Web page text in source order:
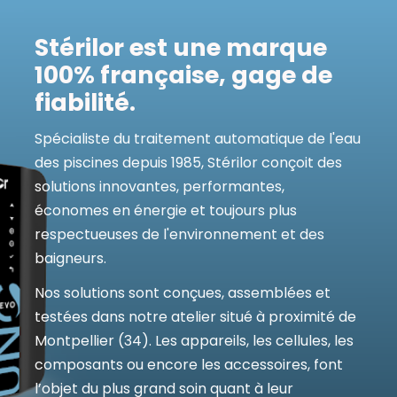
Stérilor est une marque
100% française, gage de
fiabilité.
Spécialiste du traitement automatique de l'eau
des piscines depuis 1985, Stérilor conçoit des
solutions innovantes, performantes,
économes en énergie et toujours plus
respectueuses de l'environnement et des
baigneurs.
Nos solutions sont conçues, assemblées et
testées dans notre atelier situé à proximité de
Montpellier (34). Les appareils, les cellules, les
composants ou encore les accessoires, font
l’objet du plus grand soin quant à leur